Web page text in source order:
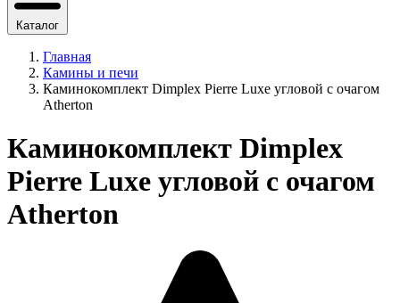
Каталог
Главная
Камины и печи
Каминокомплект Dimplex Pierre Luxe угловой с очагом
Atherton
Каминокомплект Dimplex
Pierre Luxe угловой с очагом
Atherton